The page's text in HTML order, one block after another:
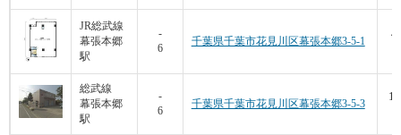
JR総武線
幕張本郷
駅
-
6
千葉県千葉市花見川区幕張本郷3-5-1
総武線
幕張本郷
駅
-
6
千葉県千葉市花見川区幕張本郷3-5-3